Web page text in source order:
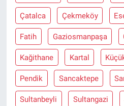
Çatalca Çekmeköy
Fatih Gaziosmanpaşa
Kağithane Kartal
Pendik Sancaktepe
Sultanbeyli Sultangazi